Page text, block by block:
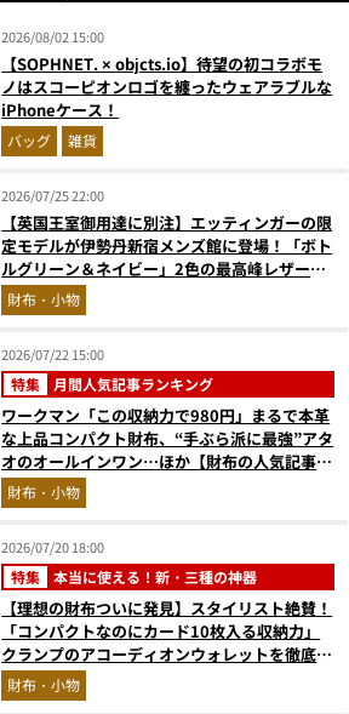
2026/08/02 15:00
【SOPHNET. × objcts.io】待望の初コラボモ
ノはスコーピオンロゴを纏ったウェアラブルな
iPhoneケース！
バッグ 雑貨
2026/07/25 22:00
【英国王室御用達に別注】エッティンガーの限
定モデルが伊勢丹新宿メンズ館に登場！「ボト
ルグリーン＆ネイビー」2色の最高峰レザーグ
ッズに注目
財布・小物
2026/07/22 15:00
特集 月間人気記事ランキング
ワークマン「この収納力で980円」まるで本革
な上品コンパクト財布、“手ぶら派に最強”アタ
オのオールインワン…ほか【財布の人気記事ラ
ンキングベスト3】（2026年6月版）
財布・小物
2026/07/20 18:00
特集 本当に使える！新・三種の神器
【理想の財布ついに発見】スタイリスト絶賛！
「コンパクトなのにカード10枚入る収納力」
クランプのアコーディオンウォレットを徹底レ
ビュー。使い込むほどにツヤが出るプエブロレ
ザーも優秀
財布・小物